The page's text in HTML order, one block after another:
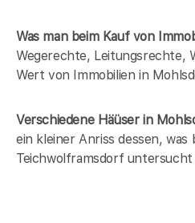
Was man beim Kauf von
Wegerechte, Leitungsrechte,
Wert von Immobilien in
Verschiedene Häüser in
ein kleiner Anriss dessen,
Teichwolframsdorf untersucht